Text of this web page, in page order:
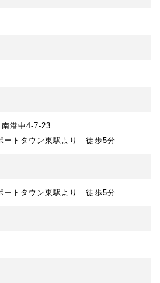
港中4-7-23
トタウン東駅より 徒歩5分
トタウン東駅より 徒歩5分